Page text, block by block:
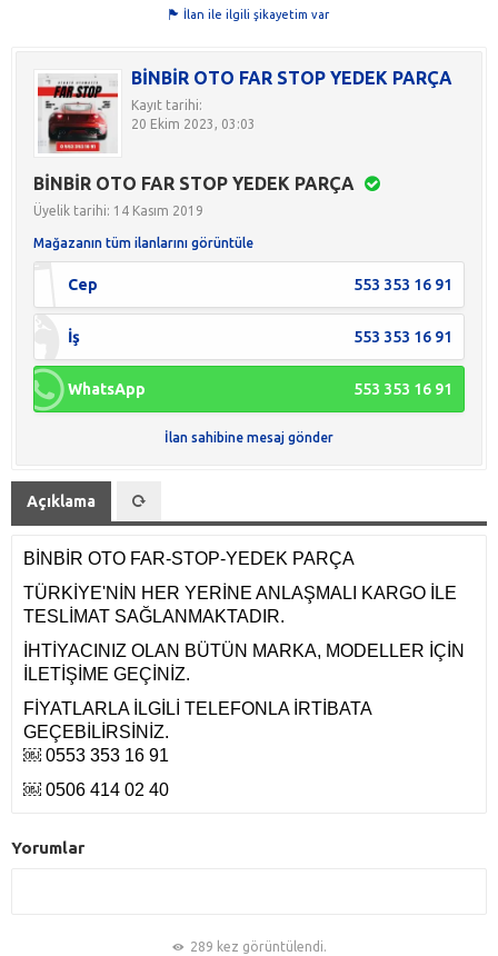
İlan ile ilgili şikayetim var
BİNBİR OTO FAR STOP YEDEK PARÇA
Kayıt tarihi:
20 Ekim 2023, 03:03
BİNBİR OTO FAR STOP YEDEK PARÇA
Üyelik tarihi: 14 Kasım 2019
Mağazanın tüm ilanlarını görüntüle
Cep 553 353 16 91
İş 553 353 16 91
WhatsApp 553 353 16 91
İlan sahibine mesaj gönder
Açıklama
BİNBİR OTO FAR-STOP-YEDEK PARÇA
TÜRKİYE'NİN HER YERİNE ANLAŞMALI KARGO İLE
TESLİMAT SAĞLANMAKTADIR.
İHTİYACINIZ OLAN BÜTÜN MARKA, MODELLER İÇİN
İLETİŞİME GEÇİNİZ.
FİYATLARLA İLGİLİ TELEFONLA İRTİBATA
GEÇEBİLİRSİNİZ.
￼ 0553 353 16 91
￼ 0506 414 02 40
Yorumlar
289 kez görüntülendi.